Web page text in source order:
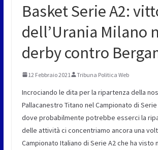
Basket Serie A2:
dell’Urania Milano
derby contro
12 Febbraio 2021 Tribuna Politica Web
Incrociando le dita per la ripartenza della
Pallacanestro Titano nel Campionato di Serie
dove probabilmente potrebbe esserci la
delle attività ci concentriamo ancora una
Campionato Italiano di Serie A2 che ha visto